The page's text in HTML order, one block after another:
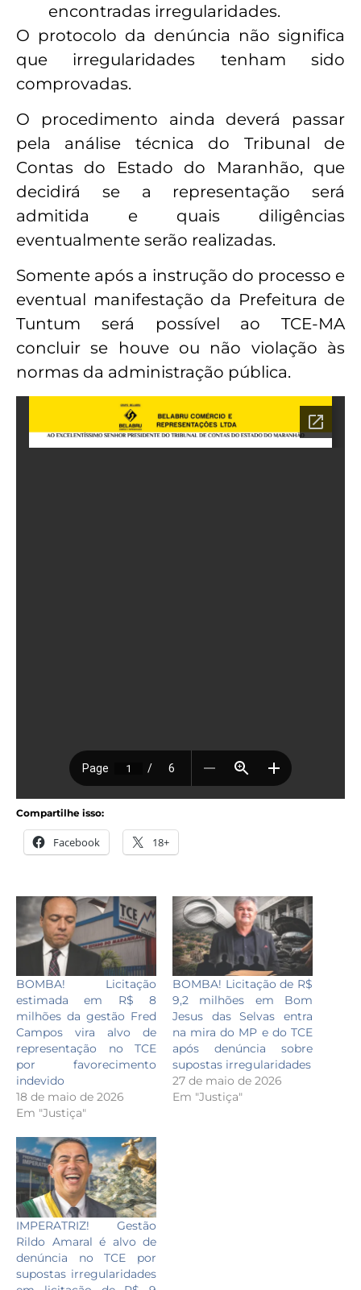
encontradas irregularidades.
O protocolo da denúncia não significa
que irregularidades tenham sido
comprovadas.
O procedimento ainda deverá passar
pela análise técnica do Tribunal de
Contas do Estado do Maranhão, que
decidirá se a representação será
admitida e quais diligências
eventualmente serão realizadas.
Somente após a instrução do processo e
eventual manifestação da Prefeitura de
Tuntum será possível ao TCE-MA
concluir se houve ou não violação às
normas da administração pública.
Compartilhe isso:
Facebook 18+
BOMBA! Licitação
estimada em R$ 8
milhões da gestão Fred
Campos vira alvo de
representação no TCE
por favorecimento
indevido
18 de maio de 2026
Em "Justiça"
BOMBA! Licitação de R$
9,2 milhões em Bom
Jesus das Selvas entra
na mira do MP e do TCE
após denúncia sobre
supostas irregularidades
27 de maio de 2026
Em "Justiça"
IMPERATRIZ! Gestão
Rildo Amaral é alvo de
denúncia no TCE por
supostas irregularidades